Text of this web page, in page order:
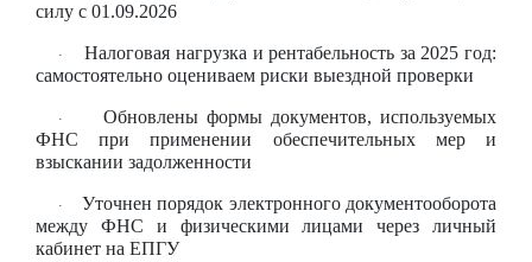
силу с 01.09.2026
·
Налоговая нагрузка и рентабельность за 2025 год:
самостоятельно оцениваем риски выездной проверки
·
Обновлены формы документов, используемых
ФНС при применении обеспечительных мер и
взыскании задолженности
·
Уточнен порядок электронного документооборота
между ФНС и физическими лицами через личный
кабинет на ЕПГУ